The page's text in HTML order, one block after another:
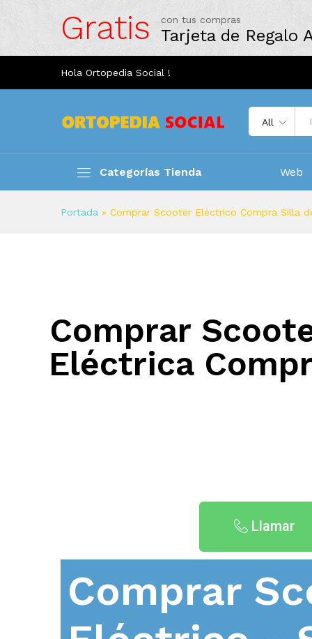
Gratis con tus compras
Tarjeta de Regalo
Hola Ortopedia Social !
All
Categorías Tienda Web
Portada » Comprar Scooter Eléctrico Compra Silla
Comprar
Eléctrica
Llamar
Comprar